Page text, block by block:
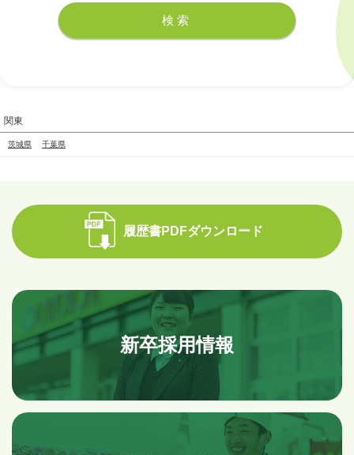
関東
茨城県 千葉県
履歴書PDFダウンロード
新卒採用情報